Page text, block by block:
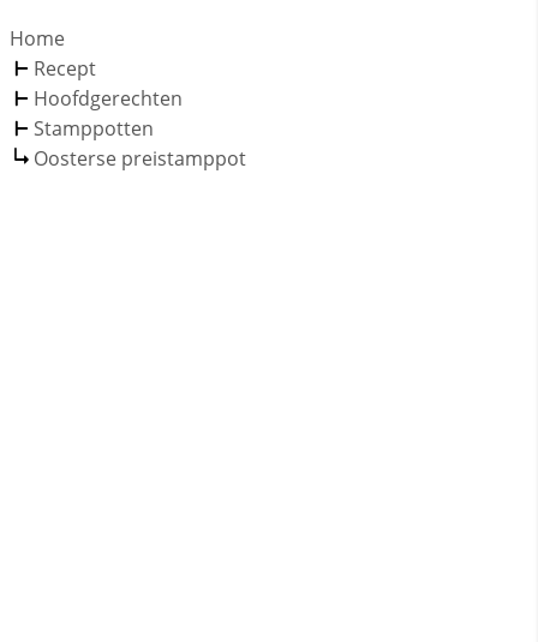
Home
Recept
Hoofdgerechten
Stamppotten
Oosterse preistamppot